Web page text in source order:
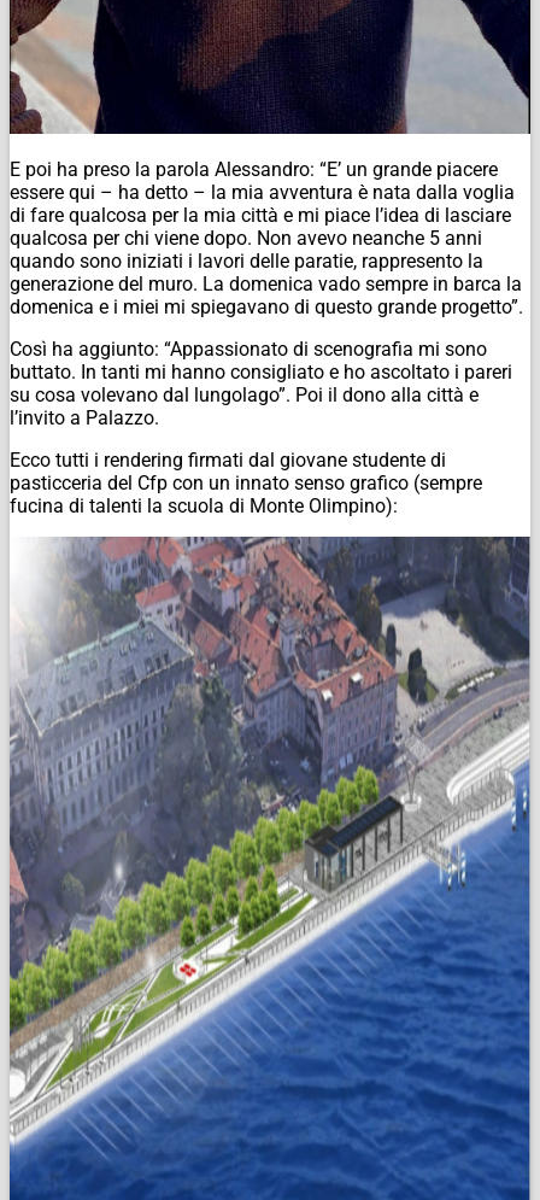
E poi ha preso la parola Alessandro: “E’ un grande piacere
essere qui – ha detto – la mia avventura è nata dalla voglia
di fare qualcosa per la mia città e mi piace l’idea di lasciare
qualcosa per chi viene dopo. Non avevo neanche 5 anni
quando sono iniziati i lavori delle paratie, rappresento la
generazione del muro. La domenica vado sempre in barca la
domenica e i miei mi spiegavano di questo grande progetto”.
Così ha aggiunto: “Appassionato di scenografia mi sono
buttato. In tanti mi hanno consigliato e ho ascoltato i pareri
su cosa volevano dal lungolago”. Poi il dono alla città e
l’invito a Palazzo.
Ecco tutti i rendering firmati dal giovane studente di
pasticceria del Cfp con un innato senso grafico (sempre
fucina di talenti la scuola di Monte Olimpino):